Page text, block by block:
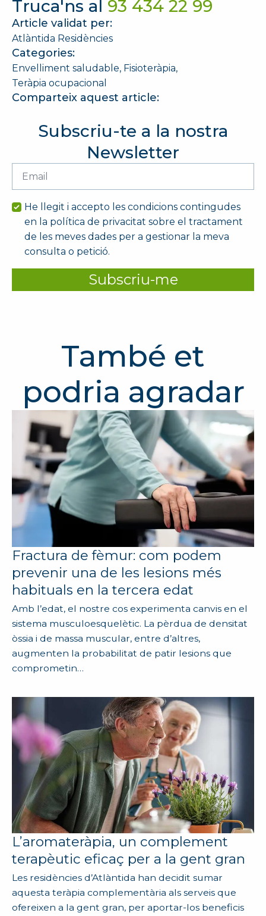
Truca'ns al 93 434 22 99
Article validat per:
Atlàntida Residències
Categories:
Envelliment saludable Fisioteràpia
Teràpia ocupacional
Comparteix aquest article:
Subscriu-te a la nostra
Newsletter
Email
He llegit i accepto les condicions contingudes
en la política de privacitat sobre el tractament
de les meves dades per a gestionar la meva
consulta o petició.
Subscriu-me
També et
podria agradar
Fractura de fèmur: com podem
prevenir una de les lesions més
habituals en la tercera edat
Amb l’edat, el nostre cos experimenta canvis en el
sistema musculoesquelètic. La pèrdua de densitat
òssia i de massa muscular, entre d’altres,
augmenten la probabilitat de patir lesions que
comprometin…
L’aromateràpia, un complement
terapèutic eficaç per a la gent gran
Les residències d’Atlàntida han decidit sumar
aquesta teràpia complementària als serveis que
ofereixen a la gent gran, per aportar-los beneficis